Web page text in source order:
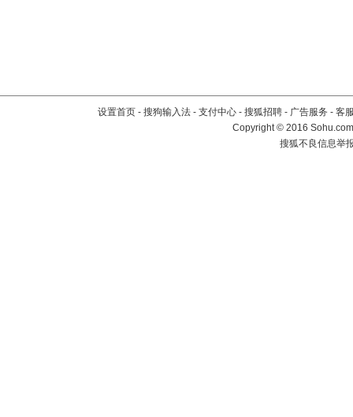
设置首页 - 搜狗输入法 - 支付中心 - 搜狐招聘 - 广告服务 - 客
Copyright©2016
搜狐不良信息举